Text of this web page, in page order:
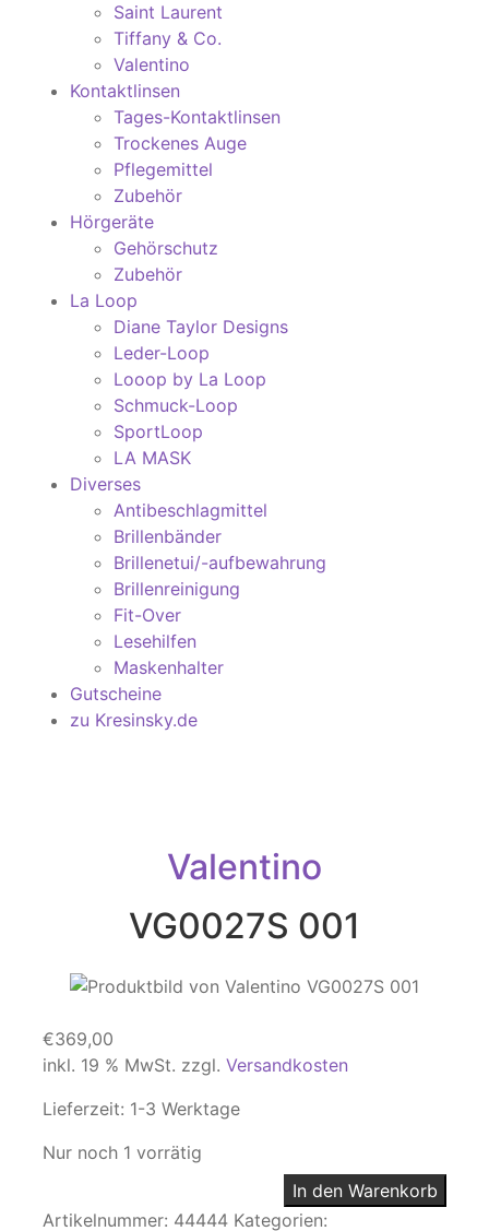
Saint Laurent
Tiffany & Co.
Valentino
Kontaktlinsen
Tages-Kontaktlinsen
Trockenes Auge
Pflegemittel
Zubehör
Hörgeräte
Gehörschutz
Zubehör
La Loop
Diane Taylor Designs
Leder-Loop
Looop by La Loop
Schmuck-Loop
SportLoop
LA MASK
Diverses
Antibeschlagmittel
Brillenbänder
Brillenetui/-aufbewahrung
Brillenreinigung
Fit-Over
Lesehilfen
Maskenhalter
Gutscheine
zu Kresinsky.de
Valentino
VG0027S 001
€369,00
inkl. 19 % MwSt. zzgl. Versandkosten
Lieferzeit: 1-3 Werktage
Nur noch 1 vorrätig
In den Warenkorb
Artikelnummer: 44444 Kategorien: